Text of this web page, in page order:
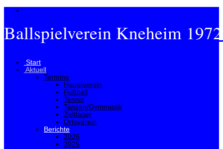
Ballspielverein Kneheim
Start
Aktuell
Termine
Hauptverein
Fußball
Tennis
Tanzen/Gymnastik
Zeltlager
Ortsverein
Berichte
2026
2025